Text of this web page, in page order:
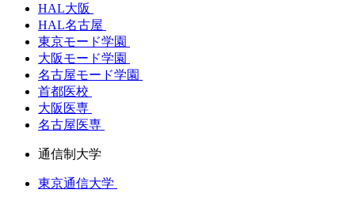
HAL大阪
HAL名古屋
東京モード学園
大阪モード学園
名古屋モード学園
首都医校
大阪医専
名古屋医専
通信制大学
東京通信大学